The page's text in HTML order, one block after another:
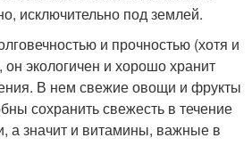
исключительно под землей.
и прочностью (хотя и
экологичен и хорошо хранит
В нем свежие овощи и фрукты
сохранить свежесть в течение
а значит и витамины, важные в